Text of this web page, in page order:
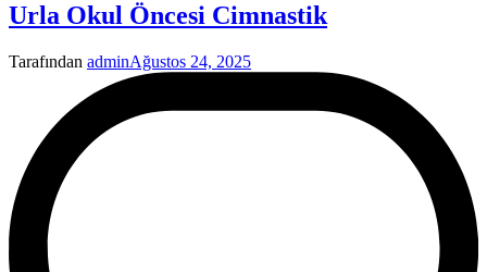
Urla Okul Öncesi Cimnastik
Tarafından adminAğustos 24, 2025